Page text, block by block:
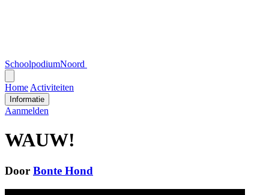
SchoolpodiumNoord
menu
Home Activiteiten
Informatie
Aanmelden
WAUW!
Door Bonte Hond